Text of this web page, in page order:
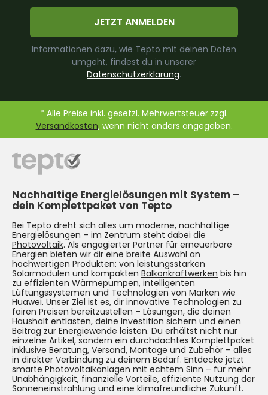
JETZT ANMELDEN
Informationen dazu, wie Tepto mit deinen Daten
umgeht, findest du in unserer
Datenschutzerklärung.
* Alle Preise inkl. gesetzl. Mehrwertsteuer zzgl.
Versandkosten, wenn nicht anders angegeben.
Nachhaltige Energielösungen mit System –
dein Komplettpaket von Tepto
Bei Tepto dreht sich alles um moderne, nachhaltige
Energielösungen – im Zentrum steht dabei die
Photovoltaik. Als engagierter Partner für erneuerbare
Energien bieten wir dir eine breite Auswahl an
hochwertigen Produkten: von leistungsstarken
Solarmodulen und kompakten Balkonkraftwerken bis hin
zu effizienten Wärmepumpen, intelligenten
Lüftungssystemen und Technologien von Marken wie
Huawei. Unser Ziel ist es, dir innovative Technologien zu
fairen Preisen bereitzustellen – Lösungen, die deinen
Haushalt entlasten, deine Investition sichern und einen
Beitrag zur Energiewende leisten. Du erhältst nicht nur
einzelne Artikel, sondern ein durchdachtes Komplettpaket
inklusive Beratung, Versand, Montage und Zubehör – alles
in direkter Verbindung zu deinem Bedarf. Entdecke jetzt
smarte Photovoltaikanlagen mit echtem Sinn – für mehr
Unabhängigkeit, finanzielle Vorteile, effiziente Nutzung der
Sonneneinstrahlung und eine klimafreundliche Zukunft.